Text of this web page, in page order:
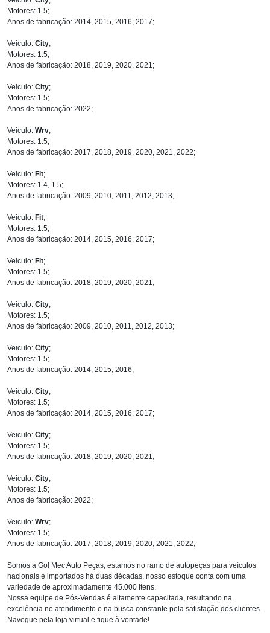
Motores: 1.5;
Anos de fabricação: 2014, 2015, 2016, 2017;
Veiculo: City;
Motores: 1.5;
Anos de fabricação: 2018, 2019, 2020, 2021;
Veiculo: City;
Motores: 1.5;
Anos de fabricação: 2022;
Veiculo: Wrv;
Motores: 1.5;
Anos de fabricação: 2017, 2018, 2019, 2020, 2021, 2022;
Veiculo: Fit;
Motores: 1.4, 1.5;
Anos de fabricação: 2009, 2010, 2011, 2012, 2013;
Veiculo: Fit;
Motores: 1.5;
Anos de fabricação: 2014, 2015, 2016, 2017;
Veiculo: Fit;
Motores: 1.5;
Anos de fabricação: 2018, 2019, 2020, 2021;
Veiculo: City;
Motores: 1.5;
Anos de fabricação: 2009, 2010, 2011, 2012, 2013;
Veiculo: City;
Motores: 1.5;
Anos de fabricação: 2014, 2015, 2016;
Veiculo: City;
Motores: 1.5;
Anos de fabricação: 2014, 2015, 2016, 2017;
Veiculo: City;
Motores: 1.5;
Anos de fabricação: 2018, 2019, 2020, 2021;
Veiculo: City;
Motores: 1.5;
Anos de fabricação: 2022;
Veiculo: Wrv;
Motores: 1.5;
Anos de fabricação: 2017, 2018, 2019, 2020, 2021, 2022;
Somos a Go! Mec Auto Peças, estamos no ramo de autopeças para veículos
nacionais e importados há duas décadas, nosso estoque conta com uma
variedade de aproximadamente 45.000 itens.
Nossa equipe de Pós-Vendas é altamente capacitada, resultando na
excelência no atendimento e na busca constante pela satisfação dos clientes.
Navegue pela loja virtual e fique à vontade!